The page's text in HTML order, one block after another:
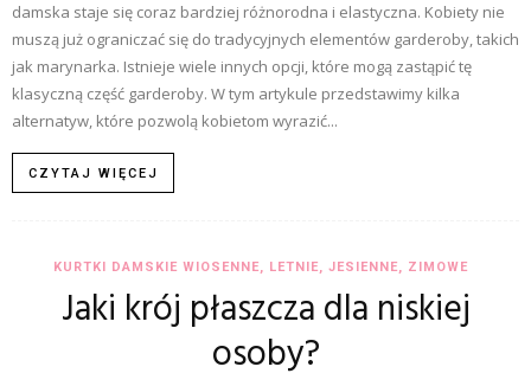
damska staje się coraz bardziej różnorodna i elastyczna. Kobiety nie
muszą już ograniczać się do tradycyjnych elementów garderoby, takich
jak marynarka. Istnieje wiele innych opcji, które mogą zastąpić tę
klasyczną część garderoby. W tym artykule przedstawimy kilka
alternatyw, które pozwolą kobietom wyrazić...
CZYTAJ WIĘCEJ
KURTKI DAMSKIE WIOSENNE, LETNIE, JESIENNE, ZIMOWE
Jaki krój płaszcza dla niskiej
osoby?